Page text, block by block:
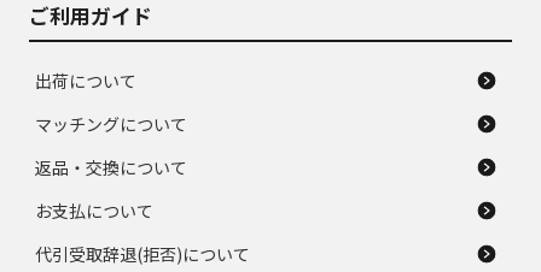
ご利用ガイド
出荷について
マッチングについて
返品・交換について
お支払について
代引受取辞退(拒否)について